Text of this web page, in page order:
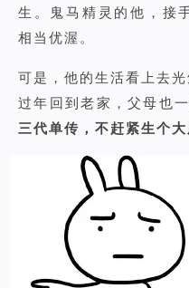
生。鬼马精灵的他，接
相当优渥。
可是，他的生活看上去
过年回到老家，父母也
三代单传，不赶紧生个